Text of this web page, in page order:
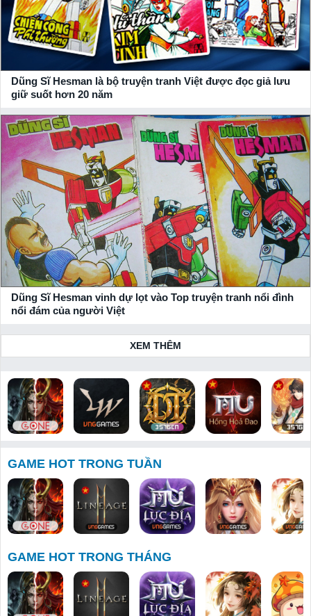
Dũng Sĩ Hesman là bộ truyện tranh Việt được đọc giả lưu
giữ suốt hơn 20 năm
Dũng Sĩ Hesman vinh dự lọt vào Top truyện tranh nổi đình
nổi đám của người Việt
XEM THÊM
Anh Hùng
GAME HOT TRONG TUẦN
GAME HOT TRONG THÁNG